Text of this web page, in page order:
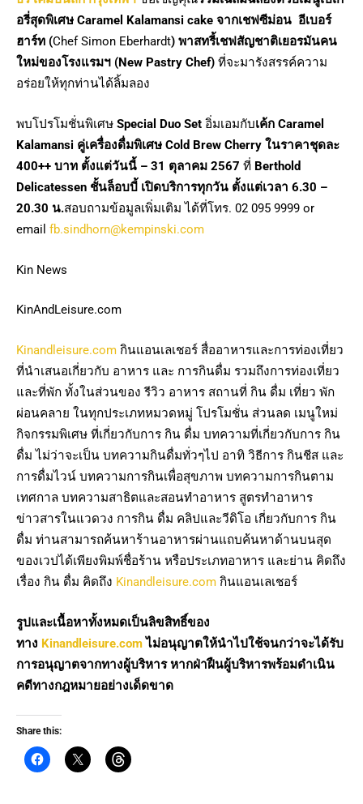
อรี่สุดพิเศษ Caramel Kalamansi cake จากเชฟซีม่อน อีเบอร์
ฮาร์ท (Chef Simon Eberhardt) พาสทรี้เชฟสัญชาติเยอรมันคน
ใหม่ของโรงแรมฯ (New Pastry Chef) ที่จะมารังสรรค์ความ
อร่อยให้ทุกท่านได้ลิ้มลอง
พบโปรโมชั่นพิเศษ Special Duo Set อิ่มเอมกับเค้ก Caramel
Kalamansi คู่เครื่องดื่มพิเศษ Cold Brew Cherry ในราคาชุดละ
400++ บาท ตั้งแต่วันนี้ – 31 ตุลาคม 2567 ที่ Berthold
Delicatessen ชั้นล็อบบี้ เปิดบริการทุกวัน ตั้งแต่เวลา 6.30 –
20.30 น.สอบถามข้อมูลเพิ่มเติม ได้ที่โทร. 02 095 9999 or
email fb.sindhorn@kempinski.com
Kin News
KinAndLeisure.com
Kinandleisure.com กินแอนเลเชอร์ สื่ออาหารและการท่องเที่ยว
ที่นำเสนอเกี่ยวกับ อาหาร และ การกินดื่ม รวมถึงการท่องเที่ยว
และที่พัก ทั้งในส่วนของ รีวิว อาหาร สถานที่ กิน ดื่ม เที่ยว พัก
ผ่อนคลาย ในทุกประเภทหมวดหมู่ โปรโมชั่น ส่วนลด เมนูใหม่
กิจกรรมพิเศษ ที่เกี่ยวกับการ กิน ดื่ม บทความที่เกี่ยวกับการ กิน
ดื่ม ไม่ว่าจะเป็น บทความกินดื่มทั่วๆไป อาทิ วิธีการ กินชีส และ
การดื่มไวน์ บทความการกินเพื่อสุขภาพ บทความการกินตาม
เทศกาล บทความสาธิตและสอนทำอาหาร สูตรทำอาหาร
ข่าวสารในแวดวง การกิน ดื่ม คลิปและวีดิโอ เกี่ยวกับการ กิน
ดื่ม ท่านสามารถค้นหาร้านอาหารผ่านแถบค้นหาด้านบนสุด
ของเวปได้เพียงพิมพ์ชื่อร้าน หรือประเภทอาหาร และย่าน คิดถึง
เรื่อง กิน ดื่ม คิดถึง Kinandleisure.com กินแอนเลเชอร์
รูปและเนื้อหาทั้งหมดเป็นลิขสิทธิ์ของ
ทาง Kinandleisure.comไม่อนุญาตให้นำไปใช้จนกว่าจะได้รับ
การอนุญาตจากทางผู้บริหาร หากฝ่าฝืนผู้บริหารพร้อมดำเนิน
คดีทางกฎหมายอย่างเด็ดขาด
Share this: